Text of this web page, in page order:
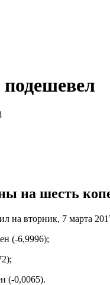
на шесть
на вторник, 7 марта
(-6,9996);
(-0,0065).